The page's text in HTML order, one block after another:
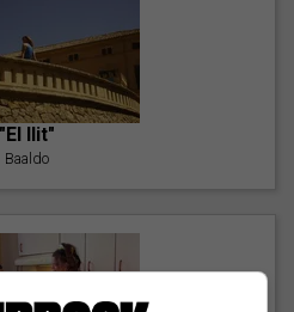
"El llit"
Baaldo